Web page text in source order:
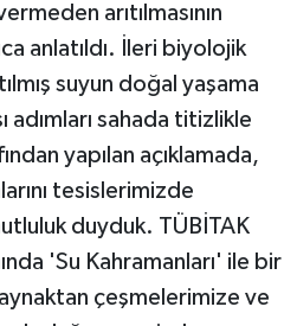
arıtılmasının
anlatıldı. İleri biyolojik
suyun doğal yaşama
adımları sahada titizlikle
yapılan açıklamada,
tesislerimizde
duyduk. TÜBİTAK
'Su Kahramanları' ile bir
çeşmelerimize ve